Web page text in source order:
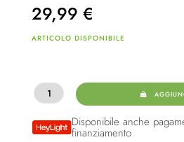
29,99 €
ARTICOLO DISPONIBILE
Disponibile anche
finanziamento